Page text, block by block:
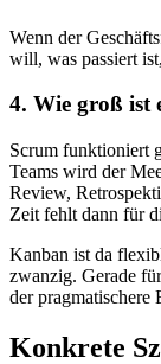
Wenn der
will, was passiert
4. Wie groß ist
Scrum funktioniert
Teams wird der
Review,
Zeit fehlt dann für
Kanban ist da
zwanzig. Gerade
der pragmatischere
Konkrete